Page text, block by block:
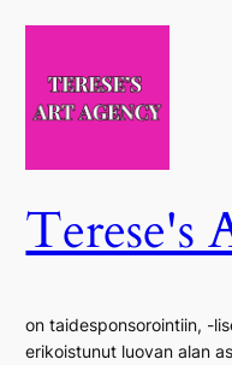
Siirry
Terese's
on taidesponsorointiin, -
erikoistunut luovan alan